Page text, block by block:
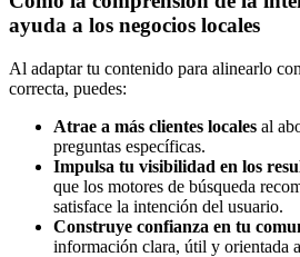
ayuda a los negocios locales
Al adaptar tu contenido para alinearlo
correcta, puedes:
Atrae a más clientes locales al
preguntas específicas.
Impulsa tu visibilidad en los
que los motores de búsqueda
satisface la intención del usuario.
Construye confianza en tu
información clara, útil y orientada